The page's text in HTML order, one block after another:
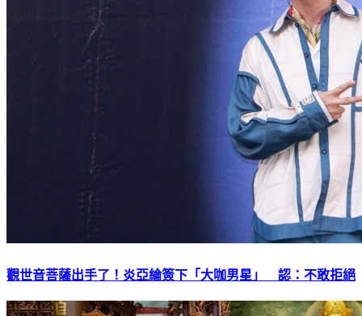
觀世音菩薩出手了！炎亞綸簽下「大咖男星」 認：不敢拒絕